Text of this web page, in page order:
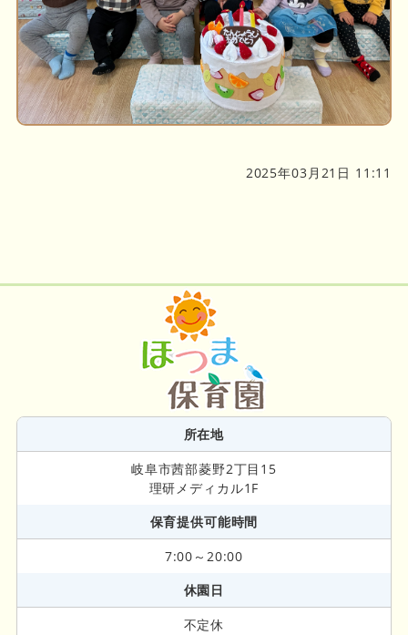
2025年03月21日 11:11
所在地
岐阜市茜部菱野2丁目15
理研メディカル1F
保育提供可能時間
7:00～20:00
休園日
不定休